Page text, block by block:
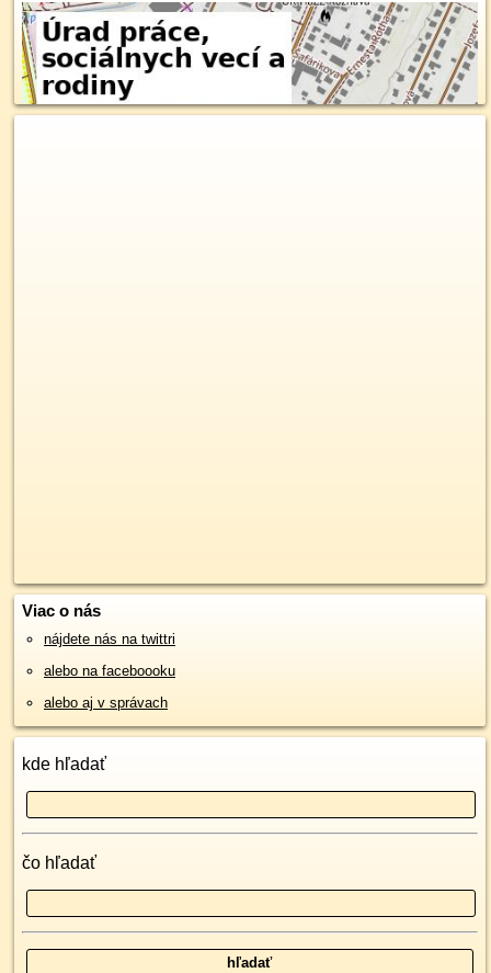
Viac o nás
nájdete nás na twittri
alebo na faceboooku
alebo aj v správach
kde hľadať
čo hľadať